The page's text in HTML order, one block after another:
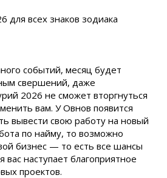
для всех знаков зодиака
событий, месяц будет
свершений, даже
2026 не сможет вторгнуться
вам. У Овнов появится
вывести свою работу на новый
по найму, то возможно
бизнес — то есть все шансы
наступает благоприятное
проектов.